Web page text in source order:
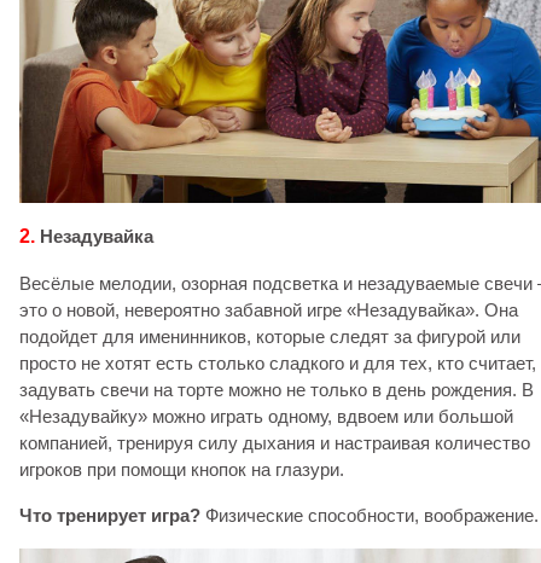
2. Незадувайка
Весёлые мелодии, озорная подсветка и незадуваемые свечи
это о новой, невероятно забавной игре «Незадувайка». Она
подойдет для именинников, которые следят за фигурой или
просто не хотят есть столько сладкого и для тех, кто считает,
задувать свечи на торте можно не только в день рождения. В
«Незадувайку» можно играть одному, вдвоем или большой
компанией, тренируя силу дыхания и настраивая количество
игроков при помощи кнопок на глазури.
Что тренирует игра? Физические способности, воображение.